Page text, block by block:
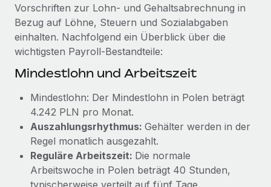
Gründung von Niederlassungen
Schnelle, rechtssichere Gründung von
Niederlassungen
Mobilität und Relocation
Benefits
Mühelose Verwaltung von Benefits
Strategische Partnerschaft zwischen
Reverse Tech und Remote für Contractor
Management und Payroll
Wellness-Startup Reverse Tech hat das globale...
Mehr erfahren
Contractor Management
Steuern
Den Blog erkunden
BLOG
Neues zu Remote-Produkten: Integration mit
Gusto und Zero und Contractor Management
Plus
Auch im neuen Jahr wollen wir bei Remote Unternehmen
aller Größen dabei unterstützen, die beste...
Vorschriften zur Lohn- und Gehaltsabrechnung in
Bezug auf Löhne, Steuern und Sozialabgaben
einhalten. Nachfolgend ein Überblick über die
wichtigsten Payroll-Bestandteile:
Mindestlohn und Arbeitszeit
Mindestlohn: Der Mindestlohn in Polen beträgt
4.242 PLN pro Monat.
Auszahlungsrhythmus: Gehälter werden in der
Regel monatlich ausgezahlt.
Reguläre Arbeitszeit: Die normale
Arbeitswoche in Polen beträgt 40 Stunden,
typischerweise verteilt auf fünf Tage.